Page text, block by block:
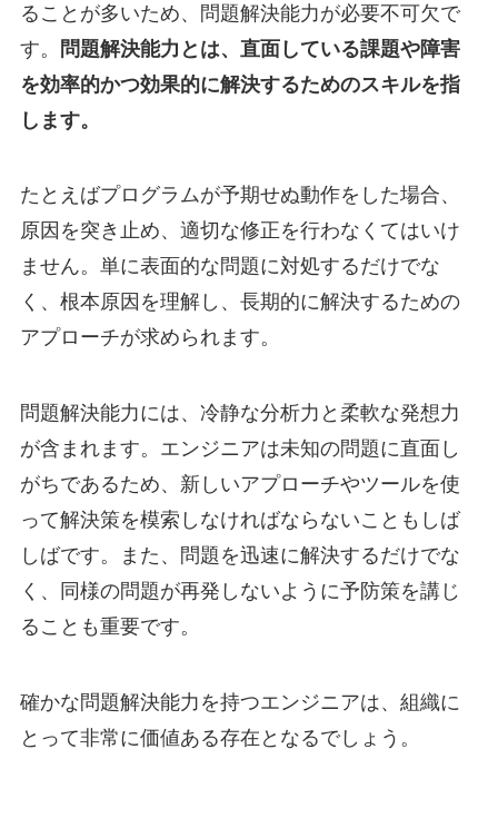
ることが多いため、問題解決能力が必要不可欠で
す。
問題解決能力とは、直面している課題や障害
を効率的かつ効果的に解決するためのスキルを指
します。
たとえばプログラムが予期せぬ動作をした場合、
原因を突き止め、適切な修正を行わなくてはいけ
ません。単に表面的な問題に対処するだけでな
く、根本原因を理解し、長期的に解決するための
アプローチが求められます。
問題解決能力には、冷静な分析力と柔軟な発想力
が含まれます。エンジニアは未知の問題に直面し
がちであるため、新しいアプローチやツールを使
って解決策を模索しなければならないこともしば
しばです。また、問題を迅速に解決するだけでな
く、同様の問題が再発しないように予防策を講じ
ることも重要です。
確かな問題解決能力を持つエンジニアは、組織に
とって非常に価値ある存在となるでしょう。